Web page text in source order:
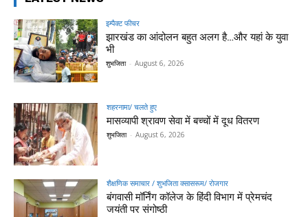
इम्पैक्ट फीचर
झारखंड का आंदोलन बहुत अलग है…और यहां के युवा
भी
शुभजिता - August 6, 2026
शहरनामा/ चलते हुए
मासव्यापी श्रावण सेवा में बच्चों में दूध वितरण
शुभजिता - August 6, 2026
शैक्षणिक समाचार / शुभजिता क्सासरूम/ रोजगार
बंगवासी मॉर्निंग कॉलेज के हिंदी विभाग में प्रेमचंद
जयंती पर संगोष्ठी